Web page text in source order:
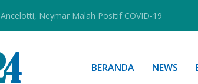
Neymar Malah Positif COVID-19
BERANDA NEWS